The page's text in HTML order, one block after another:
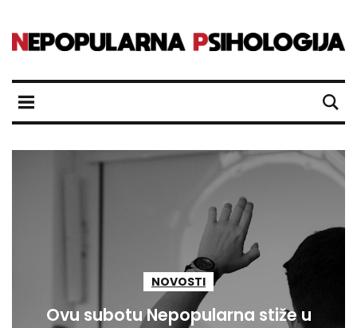
NOVOSTI
Ovu subotu Nepopularna stiže u